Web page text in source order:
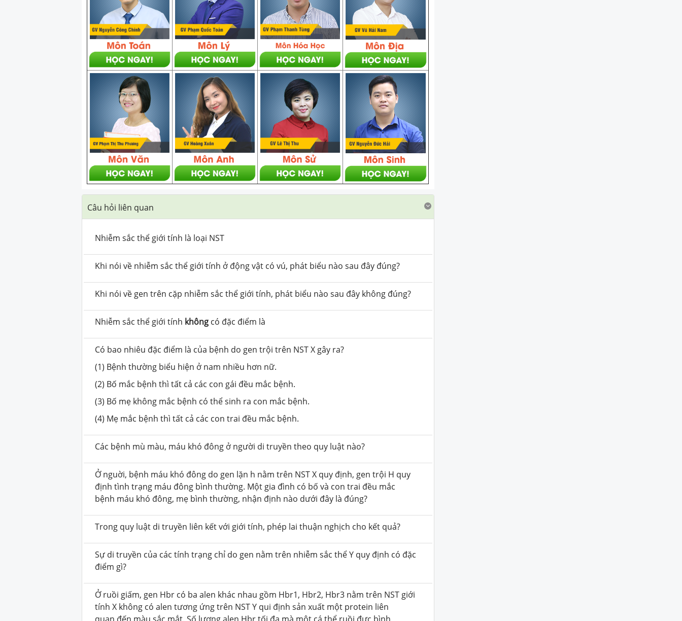
Câu hỏi liên quan
Nhiễm sắc thể giới tính là loại NST
Khi nói về nhiễm sắc thể giới tính ở động vật có vú, phát biểu nào sau đây đúng?
Khi nói về gen trên cặp nhiễm sắc thể giới tính, phát biểu nào sau đây không đúng?
Nhiễm sắc thể giới tính không có đặc điểm là
Có bao nhiêu đặc điểm là của bệnh do gen trội trên NST X gây ra?
(1) Bệnh thường biểu hiện ở nam nhiều hơn nữ.
(2) Bố mắc bệnh thì tất cả các con gái đều mắc bệnh.
(3) Bố mẹ không mắc bệnh có thể sinh ra con mắc bệnh.
(4) Mẹ mắc bệnh thì tất cả các con trai đều mắc bệnh.
Các bệnh mù màu, máu khó đông ở người di truyền theo quy luật nào?
Ở nguời, bệnh máu khó đông do gen lặn h nằm trên NST X quy định, gen trội H quy
định tình trạng máu đông bình thường. Một gia đình có bố và con trai đều mắc
bệnh máu khó đông, mẹ bình thường, nhận định nào dưới đây là đúng?
Trong quy luật di truyền liên kết với giới tính, phép lai thuận nghịch cho kết quả?
Sự di truyền của các tính trạng chỉ do gen nằm trên nhiễm sắc thể Y quy định có đặc
điểm gì?
Ở ruồi giấm, gen Hbr có ba alen khác nhau gồm Hbr1, Hbr2, Hbr3 nằm trên NST giới
tính X không có alen tương ứng trên NST Y qui định sản xuất một protein liên